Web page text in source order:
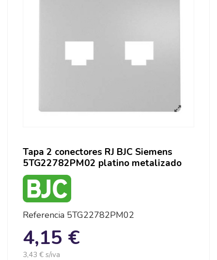
Tapa 2 conectores RJ BJC Siemens
5TG22782PM02 platino metalizado
Referencia 5TG22782PM02
4,15 €
3,43 € s/iva